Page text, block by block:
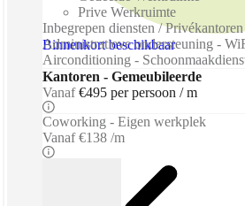
Binnenkort beschikbaar
Prive Werkruimte
Inbegrepen diensten /
Administratieve ondersteuning -
Airconditioning -
Kantoren - Gemeubileerde
Vanaf €495 per persoon / m
Coworking - Eigen werkplek
Vanaf €138 /m